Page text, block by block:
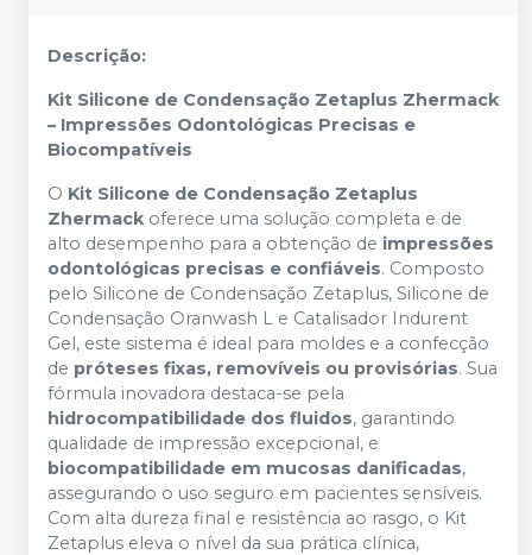
Descrição:
Kit Silicone de Condensação Zetaplus Zhermack
– Impressões Odontológicas Precisas e
Biocompatíveis
O Kit Silicone de Condensação Zetaplus
Zhermackoferece uma solução completa e de
alto desempenho para a obtenção de impressões
odontológicas precisas e confiáveis. Composto
pelo Silicone de Condensação Zetaplus, Silicone de
Condensação Oranwash L e Catalisador Indurent
Gel, este sistema é ideal para moldes e a confecção
de próteses fixas, removíveis ou provisórias. Sua
fórmula inovadora destaca-se pela
hidrocompatibilidade dos fluidos, garantindo
qualidade de impressão excepcional, e
biocompatibilidade em mucosas danificadas,
assegurando o uso seguro em pacientes sensíveis.
Com alta dureza final e resistência ao rasgo, o Kit
Zetaplus eleva o nível da sua prática clínica,